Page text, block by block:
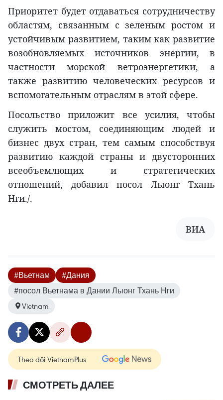
Приоритет будет отдаваться сотрудничеству
областям, связанным с зеленым ростом и
устойчивым развитием, таким как развитие
возобновляемых источников энергии, в
частности морской ветроэнергетики, а
также развитию человеческих ресурсов и
вспомогательным отраслям в этой сфере.
Посольство приложит все усилия, чтобы
служить мостом, соединяющим людей и
бизнес двух стран, тем самым способствуя
развитию каждой страны и двусторонних
всеобъемлющих и стратегических
отношений, добавил посол Лыонг Тхань
Нги./.
ВИА
#Вьетнам
#Дания
#посол Вьетнама в Дании Лыонг Тхань Нги
Vietnam
Theo dõi VietnamPlus
СМОТРЕТЬ ДАЛЕЕ